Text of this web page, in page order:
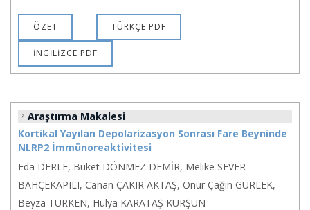
ÖZET TÜRKÇE PDF
İNGİLİZCE PDF
Araştırma Makalesi
Kortikal Yayılan Depolarizasyon Sonrası Fare Beyninde
NLRP2 İmmünoreaktivitesi
Eda DERLE, Buket DÖNMEZ DEMİR, Melike SEVER
BAHÇEKAPILI, Canan ÇAKIR AKTAŞ, Onur Çağın GÜRLEK,
Beyza TÜRKEN, Hülya KARATAŞ KURŞUN